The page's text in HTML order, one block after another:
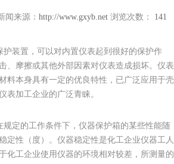
闻来源： http://www.gxyb.net浏览次数： 141
装置，可以对内置仪表起到很好的保护作
、摩擦或其他外部因素对仪表造成损坏。仪表
料本身具有一定的优良特性，已广泛应用于壳
表加工企业的广泛青睐。
定的工作条件下，仪器保护箱的某些性能随
定性（度）。仪器稳定性是化工企业仪器工人
化工企业使用仪器的环境相对较差，所测量的